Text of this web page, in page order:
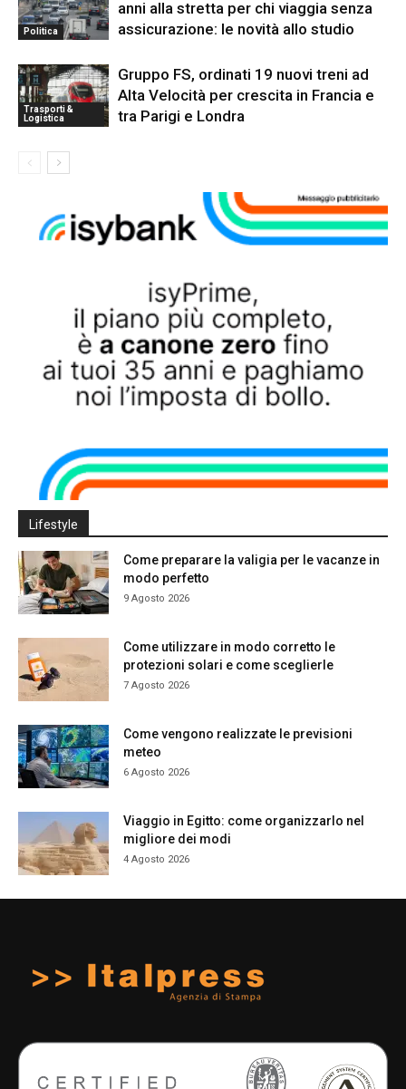
Politica
anni alla stretta per chi viaggia senza
assicurazione: le novità allo studio
Trasporti &
Logistica
Gruppo FS, ordinati 19 nuovi treni ad
Alta Velocità per crescita in Francia e
tra Parigi e Londra
Lifestyle
Come preparare la valigia per le vacanze in
modo perfetto
9 Agosto 2026
Come utilizzare in modo corretto le
protezioni solari e come sceglierle
7 Agosto 2026
Come vengono realizzate le previsioni
meteo
6 Agosto 2026
Viaggio in Egitto: come organizzarlo nel
migliore dei modi
4 Agosto 2026